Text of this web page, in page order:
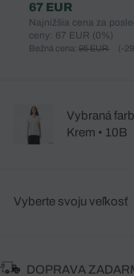
67 EUR
Najnižšia cena za
ceny: 67 EUR (0%)
Bežná cena: 95 EUR (-
Vybraná
Krem • 10B
Vyberte svoju veľkosť
DOPRAVA